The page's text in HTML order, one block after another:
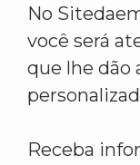
No
você será
que lhe
Receba